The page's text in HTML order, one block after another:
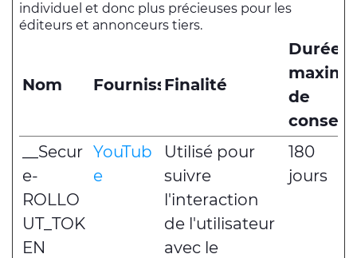
individuel et donc plus précieuses pour les
éditeurs et annonceurs tiers.
Nom FournisseurFinalité
Durée
de
__Secur
e-
ROLLO
UT_TOK
EN
YouTub
e
Utilisé pour
suivre
l'interaction
de l'utilisateur
avec le
180
jours